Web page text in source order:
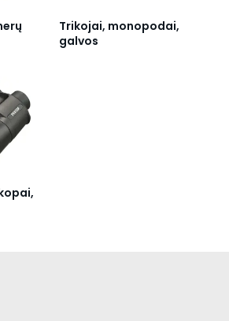
Trikojai, monopodai,
galvos